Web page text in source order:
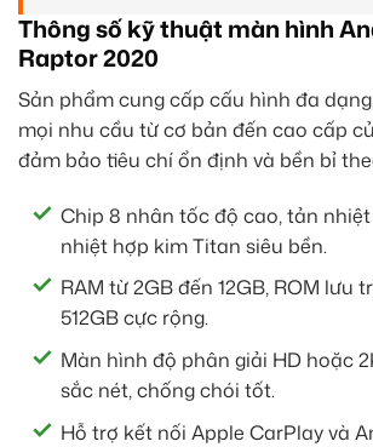
Thông số kỹ thuật màn hình
Raptor 2020
Sản phẩm cung cấp cấu hình đa
mọi nhu cầu từ cơ bản đến cao cấp
đảm bảo tiêu chí ổn định và bền bỉ
Chip 8 nhân tốc độ cao, tản
nhiệt hợp kim Titan siêu bền.
RAM từ 2GB đến 12GB, ROM lưu
512GB cực rộng.
Màn hình độ phân giải HD hoặc
sắc nét, chống chói tốt.
Hỗ trợ kết nối Apple CarPlay và